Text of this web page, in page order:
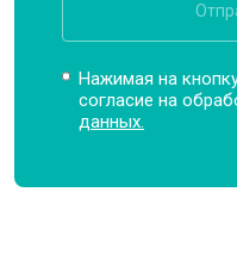
Нажимая на
согласие на
данных.